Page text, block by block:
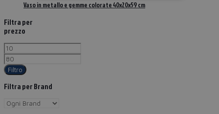
Vaso in metallo e gemme colorate 40x20x59 cm
Filtra per
prezzo
Filtro
Filtra per Brand